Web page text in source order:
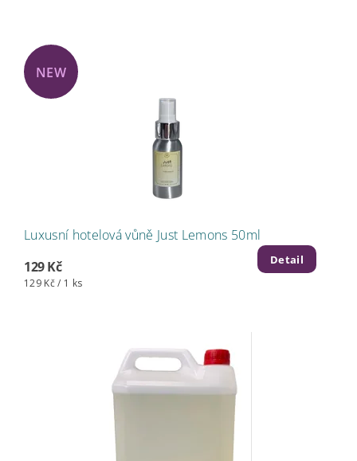
NEW
Luxusní hotelová vůně Just Lemons 50ml
129 Kč
129 Kč / 1 ks
Detail